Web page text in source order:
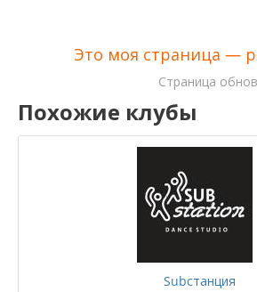
Это моя страница —
Cтраница
Похожие клубы
Subстанция